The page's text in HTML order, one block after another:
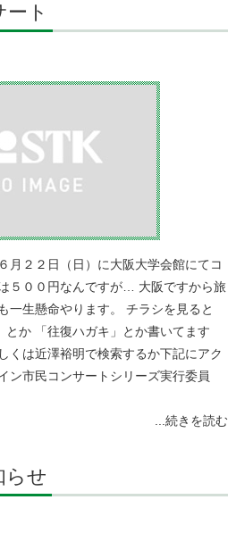
ト
月２２日（日）に大阪大学会館にてコ
５００円なんですが… 大阪ですから旅
一生懸命やります。 チラシを見ると
とか 「往復ハガキ」とか書いてます
くは近澤裕明で検索するか下記にアク
ン市民コンサートシリーズ実行委員
...続きを読む
らせ